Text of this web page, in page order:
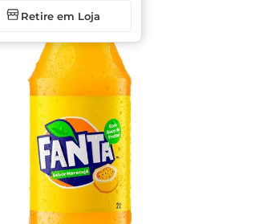
Retire em Lojaarroz
biscoito
azeite
iogurte
papel higiênico
cerveja